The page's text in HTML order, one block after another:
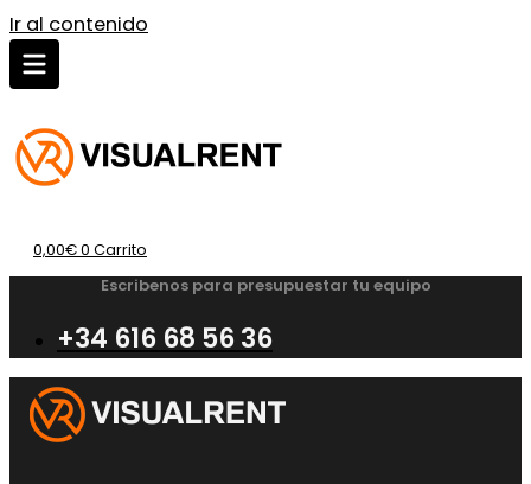
Ir al contenido
0,00€0 Carrito
Escribenos para presupuestar tu equipo
+34 616 68 56 36